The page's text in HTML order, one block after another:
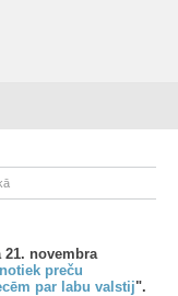
21. novembra
preču
par labu valstij".